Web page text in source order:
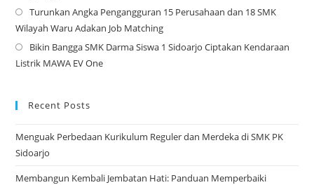
Turunkan Angka Pengangguran 15 Perusahaan dan 18 SMK
Wilayah Waru Adakan Job Matching
Bikin Bangga SMK Darma Siswa 1 Sidoarjo Ciptakan Kendaraan
Listrik MAWA EV One
Recent Posts
Menguak Perbedaan Kurikulum Reguler dan Merdeka di SMK PK
Sidoarjo
Membangun Kembali Jembatan Hati: Panduan Memperbaiki